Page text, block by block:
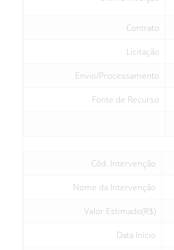
Contrato
Licitação
Envio/Processamento
Fonte de Recurso
Cód. Intervenção
Nome da Intervenção
Valor Estimado(R$)
Data Início